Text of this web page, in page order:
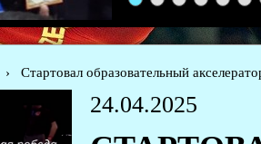
› Стартовал образовательный
24.04.2025